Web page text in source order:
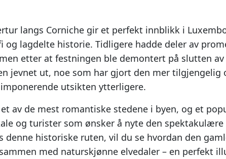
langs Corniche gir et perfekt innblikk i
og lagdelte historie. Tidligere hadde deler av
etter at festningen ble demontert på slutten
jevnet ut, noe som har gjort den mer tilgjengelig
utsikten ytterligere.
av de mest romantiske stedene i byen, og et
og turister som ønsker å nyte den
denne historiske ruten, vil du se hvordan den
med naturskjønne elvedaler – en perfekt